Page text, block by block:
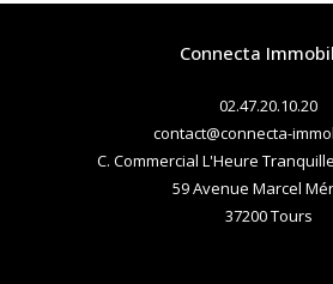
Connecta
02.47.20.10.20
contact@connecta-
C. Commercial L'Heure
59 Avenue Marcel
37200 tours